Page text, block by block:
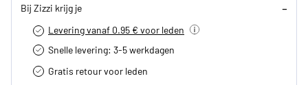
Bij Zizzi krijg je
Levering vanaf 0.95 € voor leden
Snelle levering: 3-5 werkdagen
Gratis retour voor leden